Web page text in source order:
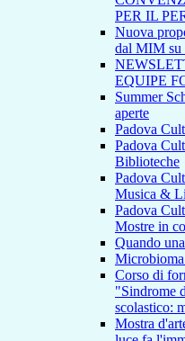
PER IL
Nuova
dal MIM su
EQUIPE
Summer
aperte
Padova
Padova
Biblioteche
Padova
Musica &
Padova
Mostre in
Quando
Corso di
"Sindrome
scolastico:
Mostra